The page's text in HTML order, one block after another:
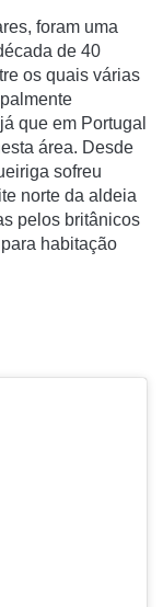
foram uma
de 40
os quais várias
que em Portugal
área. Desde
sofreu
norte da aldeia
pelos britânicos
habitação